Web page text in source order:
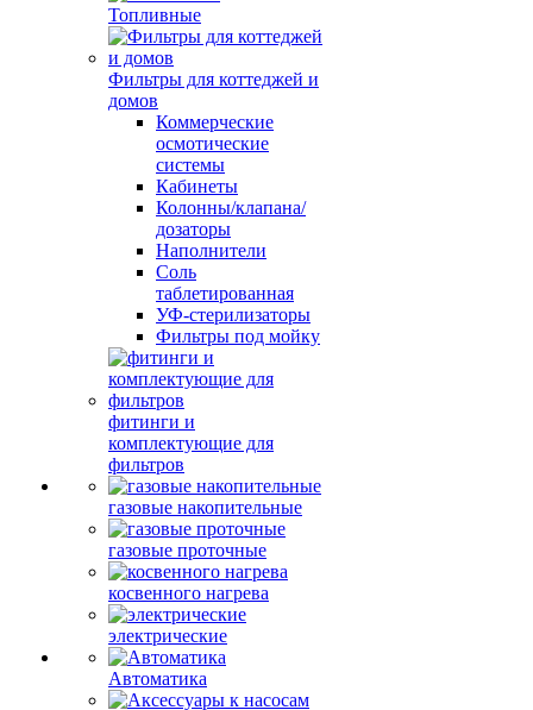
Топливные
Фильтры для коттеджей и
домов
Коммерческие
осмотические
системы
Кабинеты
Колонны/клапана/
дозаторы
Наполнители
Соль
таблетированная
УФ-стерилизаторы
Фильтры под мойку
фитинги и
комплектующие для
фильтров
газовые накопительные
газовые проточные
косвенного нагрева
электрические
Автоматика